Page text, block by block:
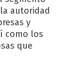
autoridad
y
como los
que